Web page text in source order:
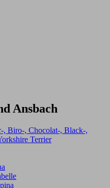
Ansbach
Biro-, Chocolat-, Black-,
Terrier